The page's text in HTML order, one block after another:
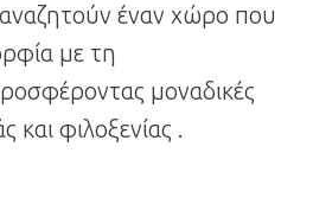
έναν χώρο που
με τη
μοναδικές
και φιλοξενίας .